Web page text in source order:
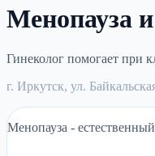
Менопауза
Гинеколог помогает при
г. Иркутск, ул.
Менопауза -